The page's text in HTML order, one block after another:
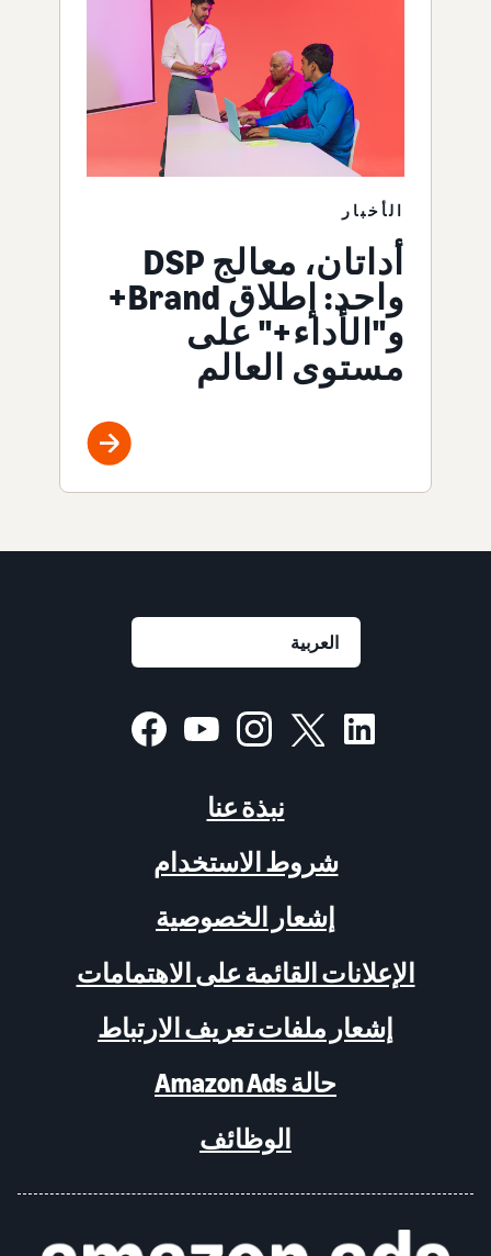
الأخبار
أداتان، معالج DSP
واحد: إطلاق Brand+
و"الأداء+" على
مستوى العالم
نبذة عنا
شروط الاستخدام
إشعار الخصوصية
الإعلانات القائمة على الاهتمامات
إشعار ملفات تعريف الارتباط
حالة Amazon Ads
الوظائف